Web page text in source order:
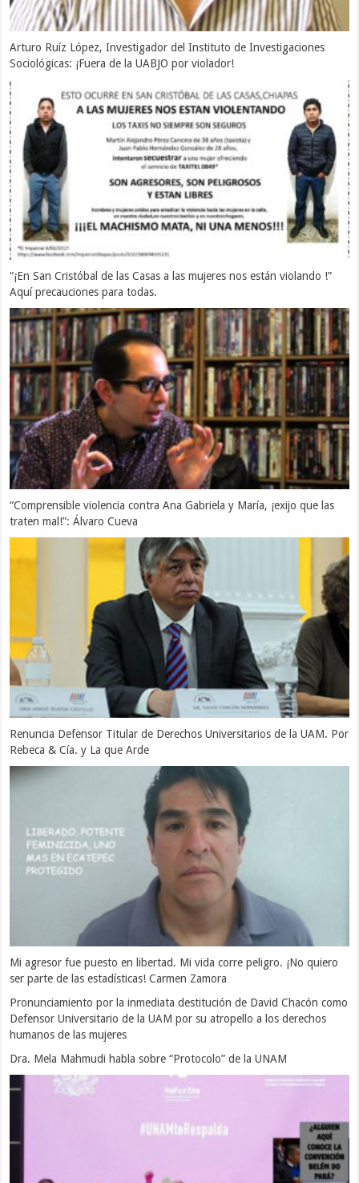
Arturo Ruíz López, Investigador del Instituto de Investigaciones
Sociológicas: ¡Fuera de la UABJO por violador!
“¡En San Cristóbal de las Casas a las mujeres nos están violando !”
Aquí precauciones para todas.
“Comprensible violencia contra Ana Gabriela y María, ¡exijo que las
traten mal!”: Álvaro Cueva
Renuncia Defensor Titular de Derechos Universitarios de la UAM. Por
Rebeca & Cía. y La que Arde
Mi agresor fue puesto en libertad. Mi vida corre peligro. ¡No quiero
ser parte de las estadísticas! Carmen Zamora
Pronunciamiento por la inmediata destitución de David Chacón como
Defensor Universitario de la UAM por su atropello a los derechos
humanos de las mujeres
Dra. Mela Mahmudi habla sobre “Protocolo” de la UNAM